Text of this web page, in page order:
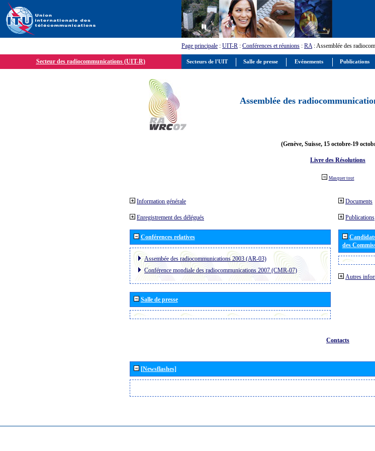
Page principale : UIT-R : Conférences et réunions : RA: Assemblée des
Secteur des radiocommunications (UIT-R)
Assemblée des
(Genève, Suisse, 15 octobre-19
Livre des Résolutions
Masquer tout
Information générale
Enregistrement des délégués
Conférences relatives
Assembée des radiocommunications 2003 (AR-03)
Conférence mondiale des radiocommunications 2007 (CMR-07)
Salle de presse
Documents
Publications
des
Autres
Contacts
[Newsflashes]
Secteurs de l'UIT Salle de presse Evénements Publications